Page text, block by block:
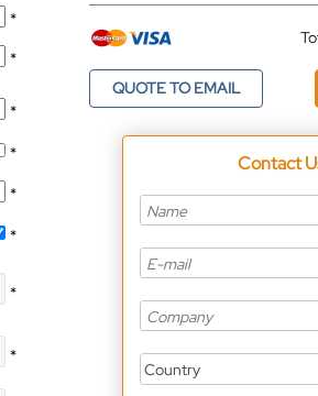
*
*
*
*
*
*
*
*
QUOTE TO EMAIL
Contact
Country